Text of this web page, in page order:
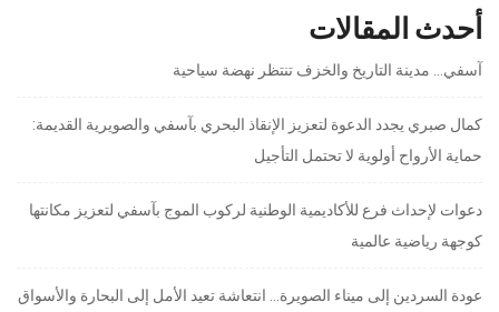
أحدث المقالات
آسفي… مدينة التاريخ والخزف تنتظر نهضة سياحية
كمال صبري يجدد الدعوة لتعزيز الإنقاذ البحري بآسفي والصويرية القديمة:
حماية الأرواح أولوية لا تحتمل التأجيل
دعوات لإحداث فرع للأكاديمية الوطنية لركوب الموج بآسفي لتعزيز مكانتها
كوجهة رياضية عالمية
عودة السردين إلى ميناء الصويرة… انتعاشة تعيد الأمل إلى البحارة والأسواق